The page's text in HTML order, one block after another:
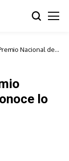
Nacional de
lo